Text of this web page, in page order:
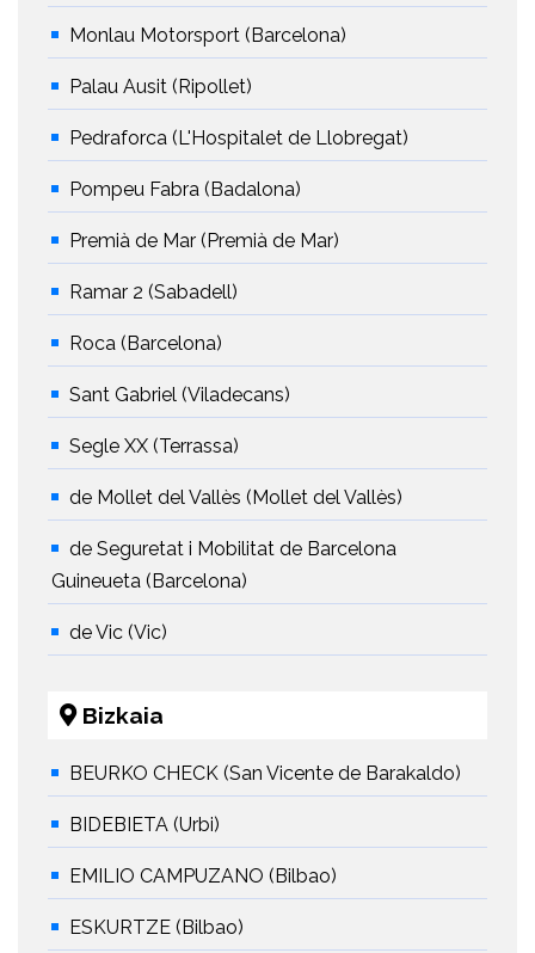
Monlau Motorsport (Barcelona)
Palau Ausit (Ripollet)
Pedraforca (L'Hospitalet de Llobregat)
Pompeu Fabra (Badalona)
Premià de Mar (Premià de Mar)
Ramar 2 (Sabadell)
Roca (Barcelona)
Sant Gabriel (Viladecans)
Segle XX (Terrassa)
de Mollet del Vallès (Mollet del Vallès)
de Seguretat i Mobilitat de Barcelona
Guineueta (Barcelona)
de Vic (Vic)
Bizkaia
BEURKO CHECK (San Vicente de Barakaldo)
BIDEBIETA (Urbi)
EMILIO CAMPUZANO (Bilbao)
ESKURTZE (Bilbao)